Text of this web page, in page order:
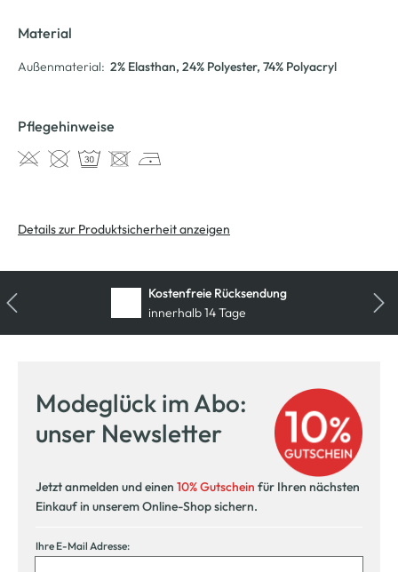
Material
Außenmaterial: 2% Elasthan, 24% Polyester, 74% Polyacryl
Pflegehinweise
Details zur Produktsicherheit anzeigen
Kostenfreie Rücksendung
innerhalb 14 Tage
Modeglück im Abo:
unser Newsletter
Jetzt anmelden und einen 10% Gutschein für Ihren nächsten
Einkauf in unserem Online-Shop sichern.
Ihre E-Mail Adresse: